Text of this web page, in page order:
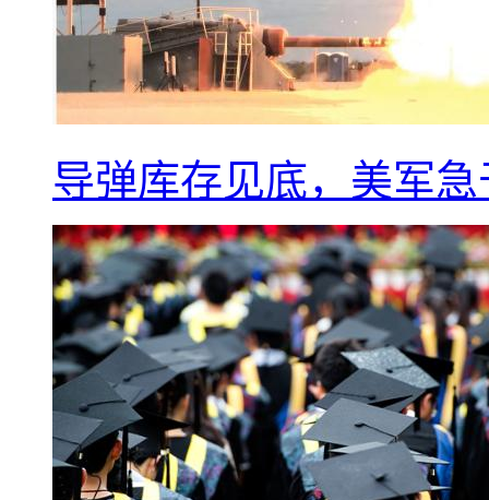
导弹库存见底，美军